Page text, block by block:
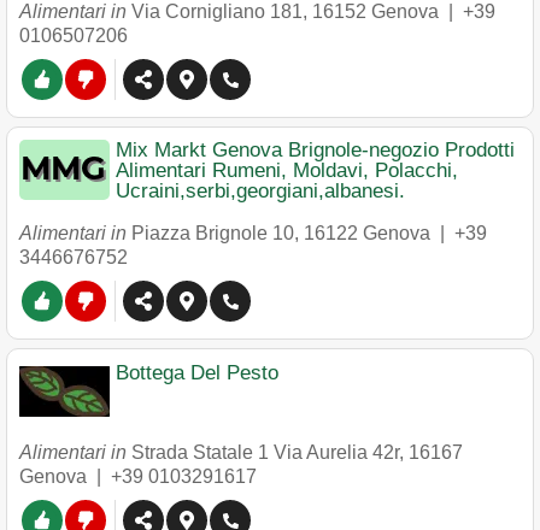
Alimentari in Via Cornigliano 181, 16152 Genova
+39
0106507206
Mix Markt Genova Brignole-negozio Prodotti
Alimentari Rumeni, Moldavi, Polacchi,
Ucraini,serbi,georgiani,albanesi.
Alimentari in Piazza Brignole 10, 16122 Genova
+39
3446676752
Bottega Del Pesto
Alimentari in Strada Statale 1 Via Aurelia 42r, 16167
Genova
+39 0103291617